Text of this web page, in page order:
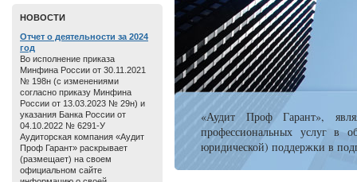
«Аудит Проф Гарант»,
профессиональных услуг в
юридической) поддержки в
HОВОСТИ
Отчет о дeятельнoсти зa 2024
год
Во исполнение приказа
Минфина России от 30.11.2021
№ 198н (с изменениями
согласно приказу Минфина
России от 13.03.2023 № 29н) и
указания Банка России от
04.10.2022 № 6291-У
Аудиторская компания «Аудит
Проф Гарант» раскрывает
(размещает) на своем
официальном сайте